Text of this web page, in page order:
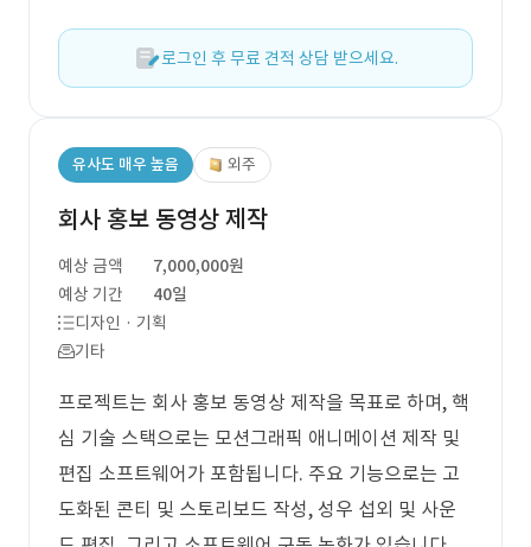
로그인 후 무료 견적 상담 받으세요.
유사도 매우 높음 외주
회사 홍보 동영상 제작
예상 금액
7,000,000원
예상 기간
40일
디자인 · 기획
기타
프로젝트는 회사 홍보 동영상 제작을 목표로 하며, 핵
심 기술 스택으로는 모션그래픽 애니메이션 제작 및
편집 소프트웨어가 포함됩니다. 주요 기능으로는 고
도화된 콘티 및 스토리보드 작성, 성우 섭외 및 사운